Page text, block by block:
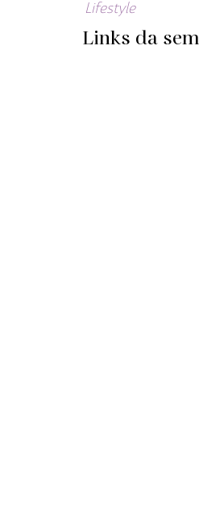
Lifestyle
Links da